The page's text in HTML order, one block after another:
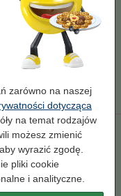
zarówno na naszej
dotycząca
na temat rodzajów
możesz zmienić
wyrazić zgodę.
pliki cookie
i analityczne.
Zamawiam
zamiast
HP 415X
132198